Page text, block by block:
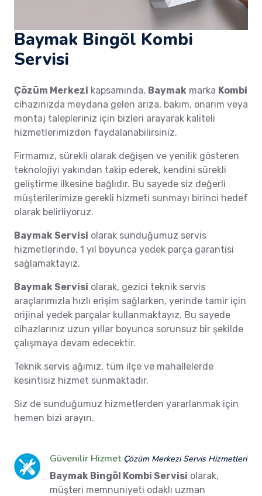
Baymak Bingöl Kombi
Servisi
Çözüm Merkezi kapsamında, Baymak marka Kombi
cihazınızda meydana gelen arıza, bakım, onarım veya
montaj talepleriniz için bizleri arayarak kaliteli
hizmetlerimizden faydalanabilirsiniz.
Firmamız, sürekli olarak değişen ve yenilik gösteren
teknolojiyi yakından takip ederek, kendini sürekli
geliştirme ilkesine bağlıdır. Bu sayede siz değerli
müşterilerimize gerekli hizmeti sunmayı birinci hedef
olarak belirliyoruz.
Baymak Servisi olarak sunduğumuz servis
hizmetlerinde, 1 yıl boyunca yedek parça garantisi
sağlamaktayız.
Baymak Servisi olarak, gezici teknik servis
araçlarımızla hızlı erişim sağlarken, yerinde tamir için
orijinal yedek parçalar kullanmaktayız. Bu sayede
cihazlarınız uzun yıllar boyunca sorunsuz bir şekilde
çalışmaya devam edecektir.
Teknik servis ağımız, tüm ilçe ve mahallelerde
kesintisiz hizmet sunmaktadır.
Siz de sunduğumuz hizmetlerden yararlanmak için
hemen bizi arayın.
Güvenilir Hizmet Çözüm Merkezi Servis Hizmetleri
Baymak Bingöl Kombi Servisi olarak,
müşteri memnuniyeti odaklı uzman